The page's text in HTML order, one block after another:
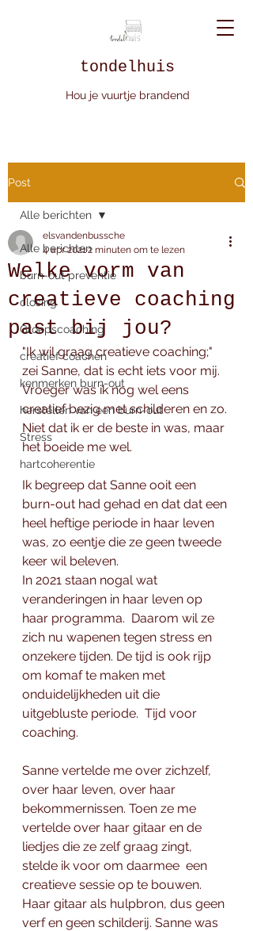
tondelhuis
Hou je vuurtje brandend
Post
Alle berichten
burn-out preventie
closing
Groepscoaching
creatief coachen
kenmerken burn-out
herstellen van een burn-out
Stress
hartcoherentie
Alle berichten
Welke vorm van
creatieve coaching
past bij jou?
elsvandenbussche
4 apr 20212 minuten om te lezen
"Ik wil graag creatieve coaching;"
zei Sanne, dat is echt iets voor mij.
Vroeger was ik nog wel eens
creatief bezig met schilderen en zo.
Niet dat ik er de beste in was, maar
het boeide me wel.
Ik begreep dat Sanne ooit een
burn-out had gehad en dat dat een
heel heftige periode in haar leven
was, zo eentje die ze geen tweede
keer wil beleven.
In 2021 staan nogal wat
veranderingen in haar leven op
haar programma.  Daarom wil ze
zich nu wapenen tegen stress en
onzekere tijden. De tijd is ook rijp
om komaf te maken met
onduidelijkheden uit die
uitgebluste periode.  Tijd voor
coaching.
Sanne vertelde me over zichzelf,
over haar leven, over haar
bekommernissen. Toen ze me
vertelde over haar gitaar en de
liedjes die ze zelf graag zingt,
stelde ik voor om daarmee  een
creatieve sessie op te bouwen.
Haar gitaar als hulpbron, dus geen
verf en geen schilderij. Sanne was